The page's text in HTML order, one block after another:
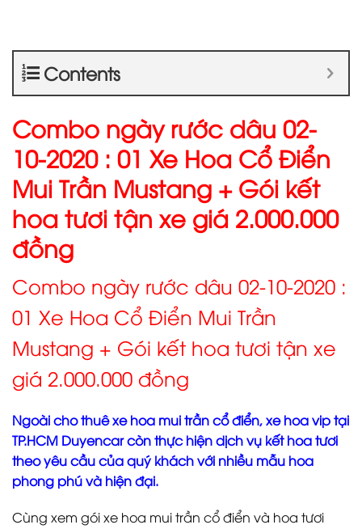
Contents
Combo ngày rước dâu 02-
10-2020 : 01 Xe Hoa Cổ Điển
Mui Trần Mustang + Gói kết
hoa tươi tận xe giá 2.000.000
đồng
Combo ngày rước dâu 02-10-2020 :
01 Xe Hoa Cổ Điển Mui Trần
Mustang + Gói kết hoa tươi tận xe
giá 2.000.000 đồng
Ngoài cho thuê xe hoa mui trần cổ điển, xe hoa vip tại
TP.HCM Duyencar còn thực hiện dịch vụ kết hoa tươi
theo yêu cầu của quý khách với nhiều mẫu hoa
phong phú và hiện đại.
Cùng xem gói xe hoa mui trần cổ điển và hoa tươi